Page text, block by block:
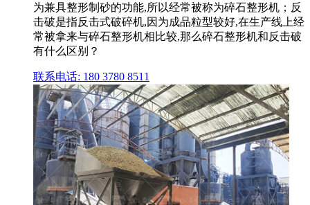
为兼具整形制砂的功能,所以经常被称为碎石整形机；反
击破是指反击式破碎机,因为成品粒型较好,在生产线上经
常被拿来与碎石整形机相比较,那么碎石整形机和反击破
有什么区别？
联系电话: 180 3780 8511